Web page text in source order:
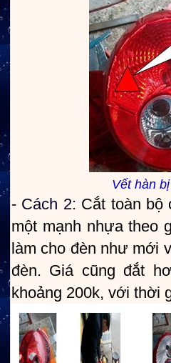
Vết hàn
- Cách 2: Cắt toàn bộ
một mạnh nhựa theo
làm cho đèn như mới
đèn. Giá cũng đắt
khoảng 200k, với thời